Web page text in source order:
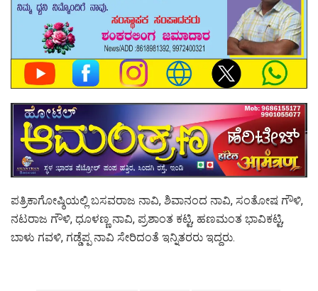
ಪತ್ರಿಕಾಗೋಷ್ಠಿಯಲ್ಲಿ ಬಸವರಾಜ ನಾವಿ, ಶಿವಾನಂದ ನಾವಿ, ಸಂತೋಷ ಗೌಳಿ,
ನಟರಾಜ ಗೌಳಿ, ಧೂಳಣ್ಣ ನಾವಿ, ಪ್ರಶಾಂತ ಕಟ್ಟಿ, ಹಣಮಂತ ಭಾವಿಕಟ್ಟಿ,
ಬಾಳು ಗವಳಿ, ಗಡ್ಡೆಪ್ಪ ನಾವಿ ಸೇರಿದಂತೆ ಇನ್ನಿತರರು ಇದ್ದರು.